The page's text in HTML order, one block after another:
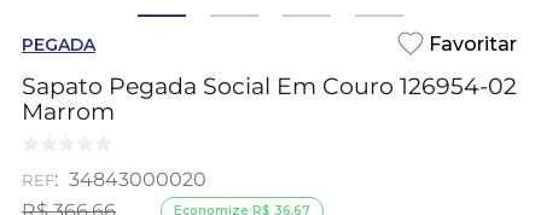
PEGADA
Sapato Pegada Social Em Couro 126954-02
Marrom
: 34843000020
Economize R$ 36,67